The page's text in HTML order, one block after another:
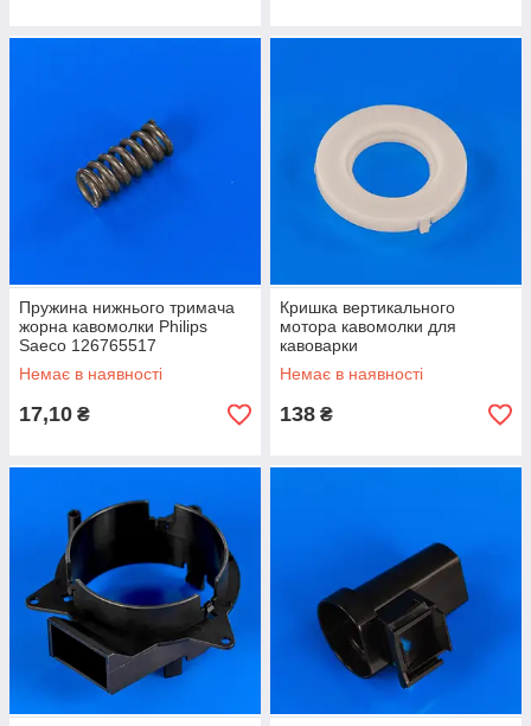
Пружина нижнього тримача
жорна кавомолки Philips
Saeco 126765517
Немає в наявності
17,10 ₴
Кришка вертикального
мотора кавомолки для
кавоварки
Немає в наявності
138 ₴